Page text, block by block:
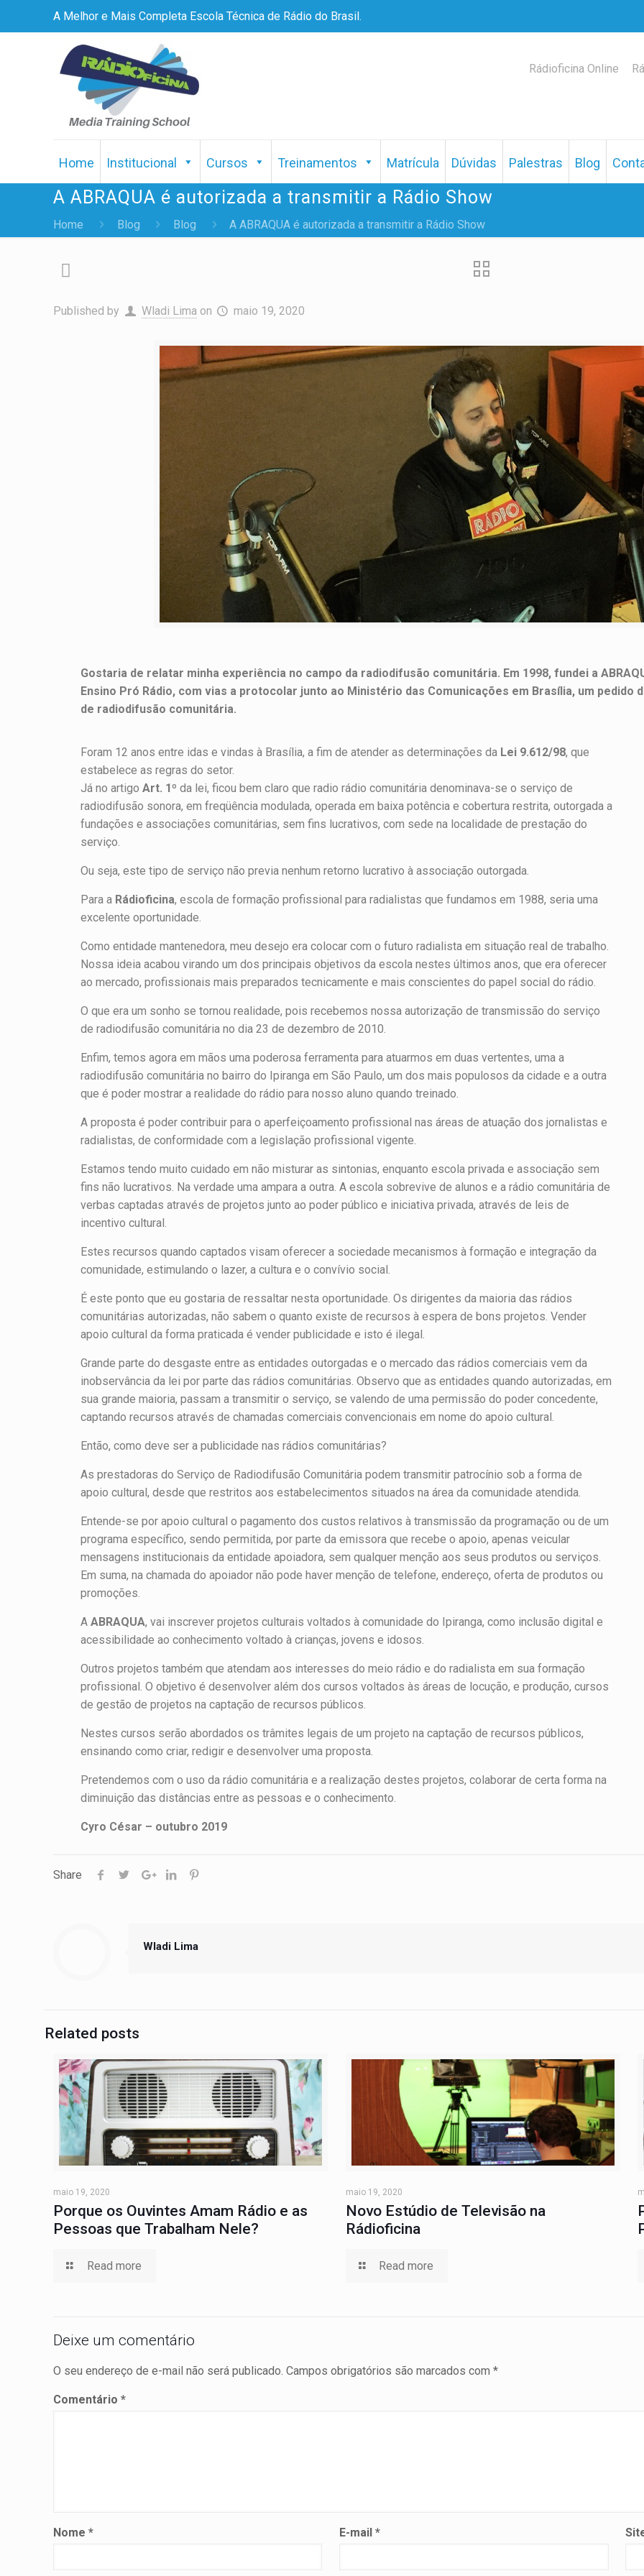
A Melhor e Mais Completa Escola Técnica de Rádio do Brasil.
Home Institucional Cursos Treinamentos Matrícula Dúvidas Palestras Blog
Rádioficina Online
A ABRAQUA é autorizada a transmitir a Rádio Show
Home Blog Blog A ABRAQUA é autorizada a transmitir a Rádio Show
Published by Wladi Lima on maio 19, 2020
Gostaria de relatar minha experiência no campo da radiodifusão comunitária. Em 1998, fundei a
Ensino Pró Rádio, com vias a protocolar junto ao Ministério das Comunicações em Brasília, um
de radiodifusão comunitária.
Foram 12 anos entre idas e vindas à Brasília, a fim de atender as determinações da Lei 9.612/98, que
estabelece as regras do setor.
Já no artigo Art. 1º da lei, ficou bem claro que radio rádio comunitária denominava-se o serviço de
radiodifusão sonora, em freqüência modulada, operada em baixa potência e cobertura restrita, outorgada a
fundações e associações comunitárias, sem fins lucrativos, com sede na localidade de prestação do
serviço.
Ou seja, este tipo de serviço não previa nenhum retorno lucrativo à associação outorgada.
Para a Rádioficina, escola de formação profissional para radialistas que fundamos em 1988, seria uma
excelente oportunidade.
Como entidade mantenedora, meu desejo era colocar com o futuro radialista em situação real de trabalho.
Nossa ideia acabou virando um dos principais objetivos da escola nestes últimos anos, que era oferecer
ao mercado, profissionais mais preparados tecnicamente e mais conscientes do papel social do rádio.
O que era um sonho se tornou realidade, pois recebemos nossa autorização de transmissão do serviço
de radiodifusão comunitária no dia 23 de dezembro de 2010.
Enfim, temos agora em mãos uma poderosa ferramenta para atuarmos em duas vertentes, uma a
radiodifusão comunitária no bairro do Ipiranga em São Paulo, um dos mais populosos da cidade e a outra
que é poder mostrar a realidade do rádio para nosso aluno quando treinado.
A proposta é poder contribuir para o aperfeiçoamento profissional nas áreas de atuação dos jornalistas e
radialistas, de conformidade com a legislação profissional vigente.
Estamos tendo muito cuidado em não misturar as sintonias, enquanto escola privada e associação sem
fins não lucrativos. Na verdade uma ampara a outra. A escola sobrevive de alunos e a rádio comunitária de
verbas captadas através de projetos junto ao poder público e iniciativa privada, através de leis de
incentivo cultural.
Estes recursos quando captados visam oferecer a sociedade mecanismos à formação e integração da
comunidade, estimulando o lazer, a cultura e o convívio social.
É este ponto que eu gostaria de ressaltar nesta oportunidade. Os dirigentes da maioria das rádios
comunitárias autorizadas, não sabem o quanto existe de recursos à espera de bons projetos. Vender
apoio cultural da forma praticada é vender publicidade e isto é ilegal.
Grande parte do desgaste entre as entidades outorgadas e o mercado das rádios comerciais vem da
inobservância da lei por parte das rádios comunitárias. Observo que as entidades quando autorizadas, em
sua grande maioria, passam a transmitir o serviço, se valendo de uma permissão do poder concedente,
captando recursos através de chamadas comerciais convencionais em nome do apoio cultural.
Então, como deve ser a publicidade nas rádios comunitárias?
As prestadoras do Serviço de Radiodifusão Comunitária podem transmitir patrocínio sob a forma de
apoio cultural, desde que restritos aos estabelecimentos situados na área da comunidade atendida.
Entende-se por apoio cultural o pagamento dos custos relativos à transmissão da programação ou de um
programa específico, sendo permitida, por parte da emissora que recebe o apoio, apenas veicular
mensagens institucionais da entidade apoiadora, sem qualquer menção aos seus produtos ou serviços.
Em suma, na chamada do apoiador não pode haver menção de telefone, endereço, oferta de produtos ou
promoções.
A ABRAQUA, vai inscrever projetos culturais voltados à comunidade do Ipiranga, como inclusão digital e
acessibilidade ao conhecimento voltado à crianças, jovens e idosos.
Outros projetos também que atendam aos interesses do meio rádio e do radialista em sua formação
profissional. O objetivo é desenvolver além dos cursos voltados às áreas de locução, e produção, cursos
de gestão de projetos na captação de recursos públicos.
Nestes cursos serão abordados os trâmites legais de um projeto na captação de recursos públicos,
ensinando como criar, redigir e desenvolver uma proposta.
Pretendemos com o uso da rádio comunitária e a realização destes projetos, colaborar de certa forma na
diminuição das distâncias entre as pessoas e o conhecimento.
Cyro César – outubro 2019
Share
Wladi Lima
Related posts
maio 19, 2020
Porque os Ouvintes Amam Rádio e as
Pessoas que Trabalham Nele?
Read more
maio 19, 2020
Novo Estúdio de Televisão na
Rádioficina
Read more
Deixe um comentário
O seu endereço de e-mail não será publicado. Campos obrigatórios são marcados com*
Comentário*
Nome* E-mail*